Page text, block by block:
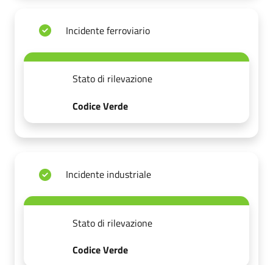
Incidente ferroviario
Stato di rilevazione
Codice Verde
Incidente industriale
Stato di rilevazione
Codice Verde